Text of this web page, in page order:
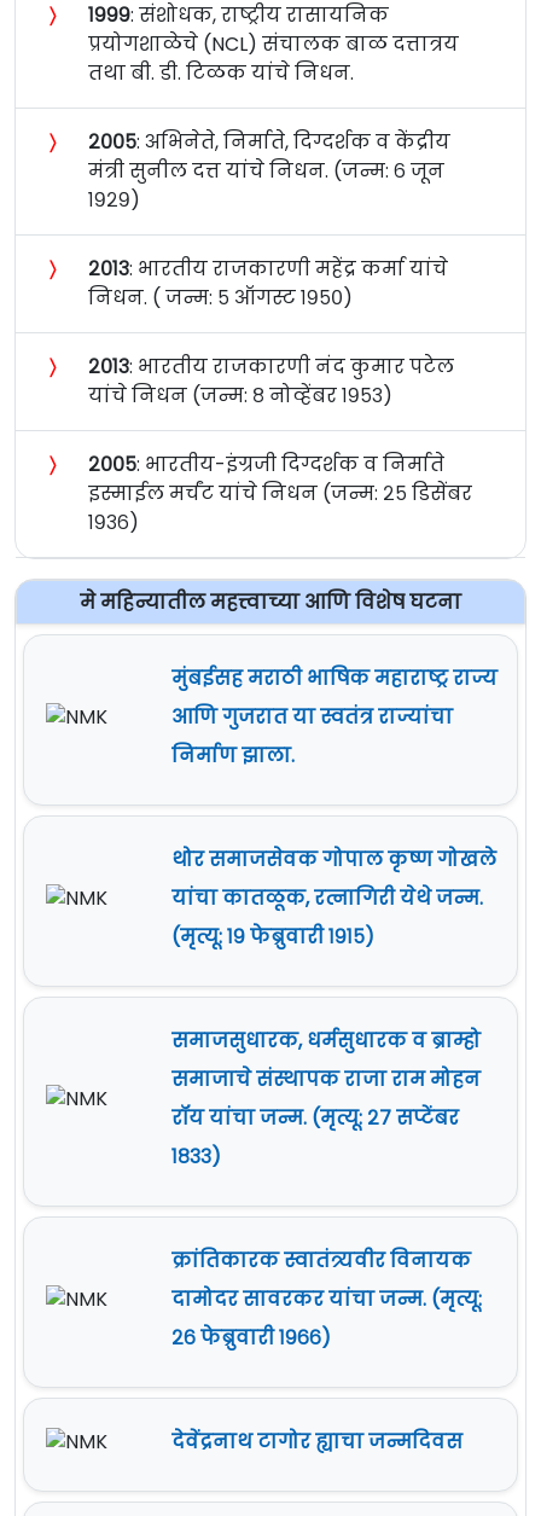
〉 १९९९: संशोधक, राष्ट्रीय रासायनिक
प्रयोगशाळेचे (NCL) संचालक बाळ दत्तात्रय
तथा बी. डी. टिळक यांचे निधन.
〉 २००५: अभिनेते, निर्माते, दिग्दर्शक व केंद्रीय
मंत्री सुनील दत्त यांचे निधन. (जन्म: ६ जून
१९२९)
〉 २०१३: भारतीय राजकारणी महेंद्र कर्मा यांचे
निधन. ( जन्म: ५ ऑगस्ट १९५०)
〉 २०१३: भारतीय राजकारणी नंद कुमार पटेल
यांचे निधन (जन्म: ८ नोव्हेंबर १९५३)
〉 २००५: भारतीय-इंग्रजी दिग्दर्शक व निर्माते
इस्माईल मर्चंट यांचे निधन (जन्म: २५ डिसेंबर
१९३६)
मे महिन्यातील महत्त्वाच्या आणि विशेष घटना
मुंबईसह मराठी भाषिक महाराष्ट्र राज्य
आणि गुजरात या स्वतंत्र राज्यांचा
निर्माण झाला.
थोर समाजसेवक गोपाल कृष्ण गोखले
यांचा कातळूक, रत्नागिरी येथे जन्म.
(मृत्यू: १९ फेब्रुवारी १९१५)
समाजसुधारक, धर्मसुधारक व ब्राम्हो
समाजाचे संस्थापक राजा राम मोहन
रॉय यांचा जन्म. (मृत्यू: २७ सप्टेंबर
१८३३)
क्रांतिकारक स्वातंत्र्यवीर विनायक
दामोदर सावरकर यांचा जन्म. (मृत्यू:
२६ फेब्रुवारी १९६६)
देवेंद्रनाथ टागोर ह्याचा जन्मदिवस